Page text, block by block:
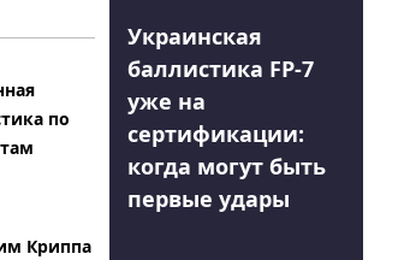
по
Криппа
Украинская
баллистика FP-7
уже на
сертификации:
когда могут быть
первые удары